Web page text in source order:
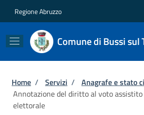
Regione Abruzzo
Comune di Bussi sul
Briciole di pane
Home / Servizi / Anagrafe e stato
Annotazione del diritto al voto
elettorale